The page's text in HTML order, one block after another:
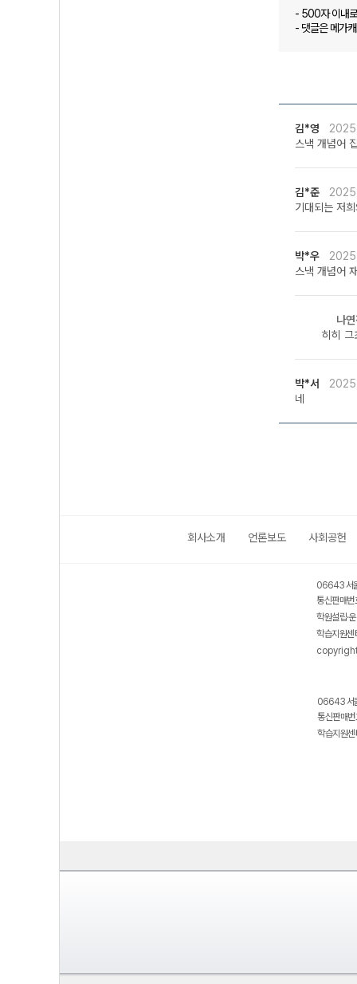
- 500자 이내
- 댓글은 메가
김*영
스낵 개념어
김*준
기대되는 저
박*우
스낵 개념어
나
히히
박*서
네
회사소개 언론보도 사회공헌
06643 서
통신판매
학원설립·
학습지원
06643 서
통신판매
학습지원